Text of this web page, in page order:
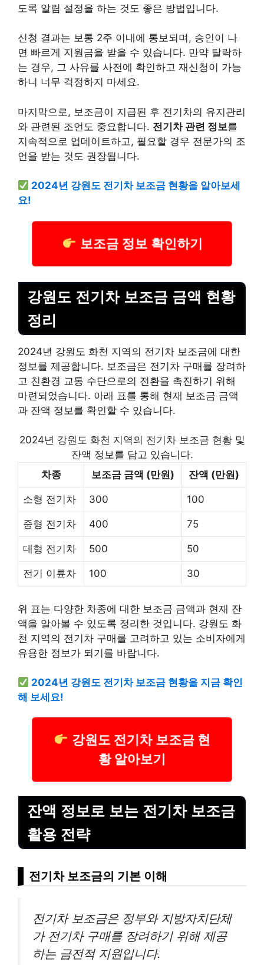
도록 알림 설정을 하는 것도 좋은 방법입니다.
신청 결과는 보통 2주 이내에 통보되며, 승인이 나
면 빠르게 지원금을 받을 수 있습니다. 만약 탈락하
는 경우, 그 사유를 사전에 확인하고 재신청이 가능
하니 너무 걱정하지 마세요.
마지막으로, 보조금이 지급된 후 전기차의 유지관리
와 관련된 조언도 중요합니다. 전기차 관련 정보를
지속적으로 업데이트하고, 필요할 경우 전문가의 조
언을 받는 것도 권장됩니다.
2024년 강원도 전기차 보조금 현황을 알아보세
요!
보조금 정보 확인하기
강원도 전기차 보조금 금액 현황
정리
2024년 강원도 화천 지역의 전기차 보조금에 대한
정보를 제공합니다. 보조금은 전기차 구매를 장려하
고 친환경 교통 수단으로의 전환을 촉진하기 위해
마련되었습니다. 아래 표를 통해 현재 보조금 금액
과 잔액 정보를 확인할 수 있습니다.
2024년 강원도 화천 지역의 전기차 보조금 현황 및
잔액 정보를 담고 있습니다.
차종
보조금 금액 (만원) 잔액 (만원)
소형 전기차 300 100
중형 전기차 400 75
대형 전기차 500 50
전기 이륜차 100 30
위 표는 다양한 차종에 대한 보조금 금액과 현재 잔
액을 알아볼 수 있도록 정리한 것입니다. 강원도 화
천 지역의 전기차 구매를 고려하고 있는 소비자에게
유용한 정보가 되기를 바랍니다.
2024년 강원도 전기차 보조금 현황을 지금 확인
해 보세요!
강원도 전기차 보조금 현
황 알아보기
잔액 정보로 보는 전기차 보조금
활용 전략
전기차 보조금의 기본 이해
전기차 보조금은 정부와 지방자치단체
가 전기차 구매를 장려하기 위해 제공
하는 금전적 지원입니다.